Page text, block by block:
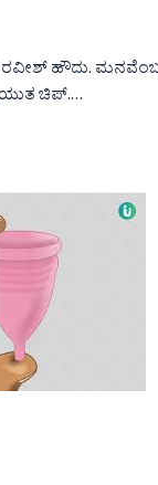
ಹೌದು.
ಚಿಪ್.…